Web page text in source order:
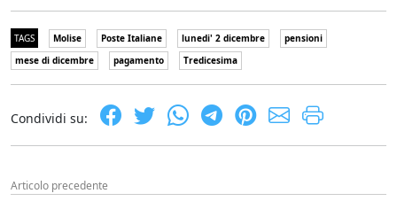
TAGS Molise Poste Italiane lunedi' 2 dicembre
pensioni
mese di dicembre
pagamento Tredicesima
Condividi su:
Articolo precedente